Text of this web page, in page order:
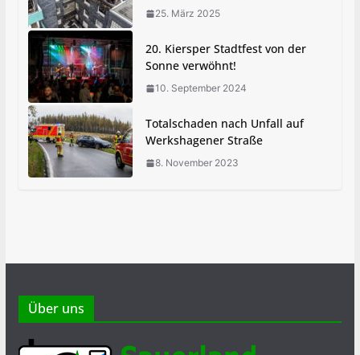
25. März 2025
20. Kiersper Stadtfest von der
Sonne verwöhnt!
10. September 2024
Totalschaden nach Unfall auf
Werkshagener Straße
8. November 2023
Über uns